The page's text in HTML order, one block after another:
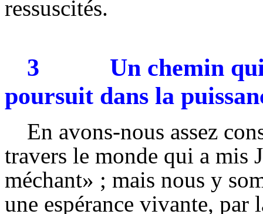
ressuscités.
3
Un chemin
poursuit dans la
En avons-nous assez
travers le monde qui a mis
méchant» ; mais nous y
une espérance vivante, par